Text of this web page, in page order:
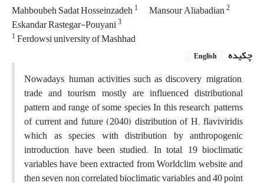
Mahboubeh Sadat Hosseinzadeh1 Mansour Aliabadian2
Eskandar Rastegar-Pouyani3
1Ferdowsi university of Mashhad
چکیده
English
Nowadays, human activities such as discovery, migration,
trade and tourism mostly are influenced distributional
pattern and range of some species In this research, patterns
of current and future (2040) distribution of H. flaviviridis
which as species with distribution by anthropogenic
introduction, have been studied. In total, 19 bioclimatic
variables have been extracted from Worldclim website and
then seven non correlated bioclimatic variables and 40 point